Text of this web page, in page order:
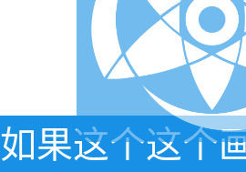
如果这个这个